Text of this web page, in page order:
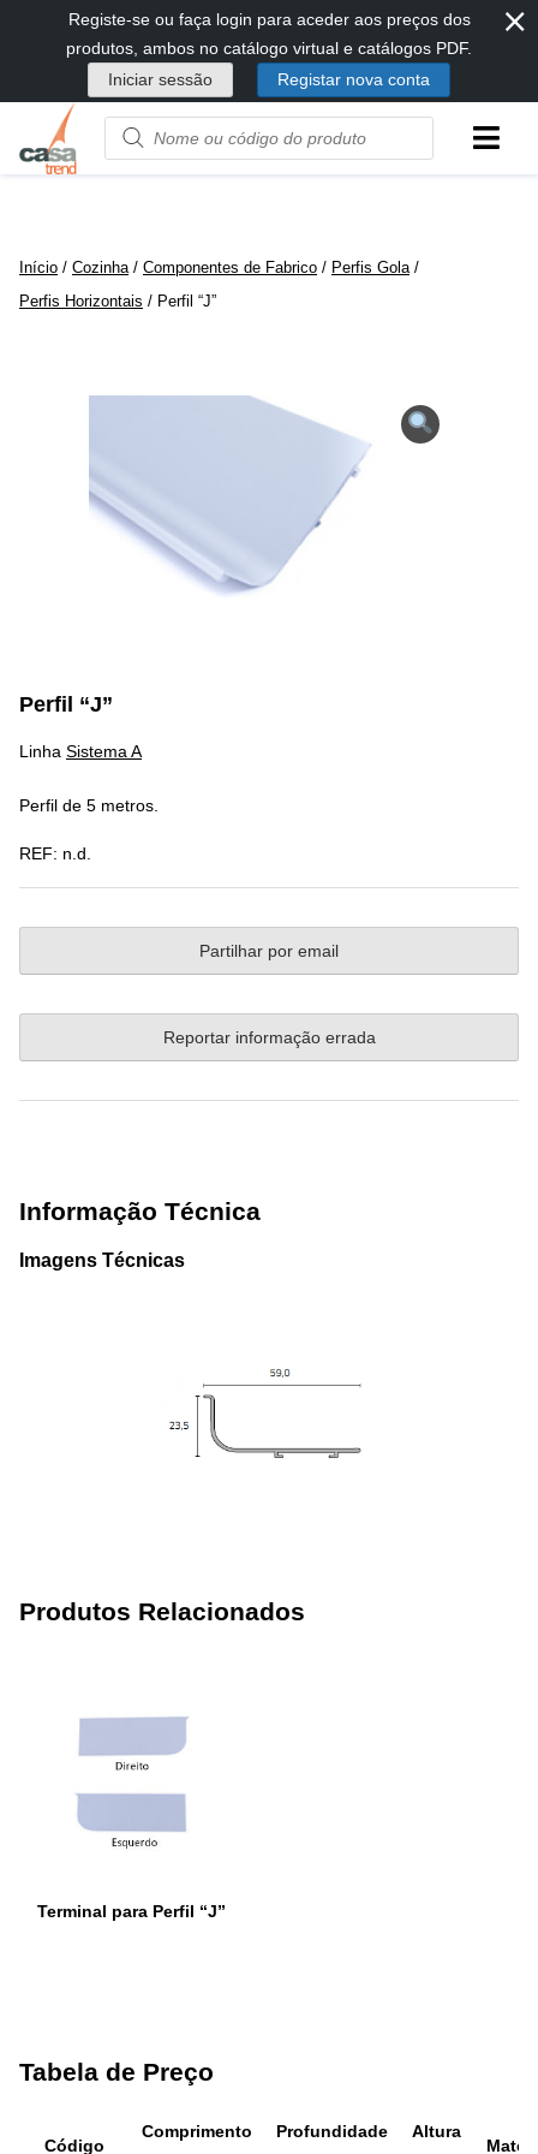
diretamente
conteúdo
Registe-se ou faça login para aceder aos preços dos
produtos, ambos no catálogo virtual e catálogos PDF.
Iniciar sessão
Registar nova conta
⨯
Product
name
Início / Cozinha / Componentes de Fabrico / Perfis Gola /
Perfis Horizontais / Perfil “J”
Perfil “J”
Linha Sistema A
Perfil de 5 metros.
REF: n.d.
Partilhar por email
Reportar informação errada
Informação Técnica
Imagens Técnicas
Produtos Relacionados
Terminal para Perfil “J”
Tabela de Preço
Código
Comprimento
Profundidade
Altura